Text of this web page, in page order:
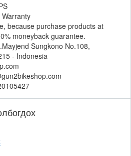
because purchase products at
moneyback guarantee.
Sungkono No.108,
- Indonesia